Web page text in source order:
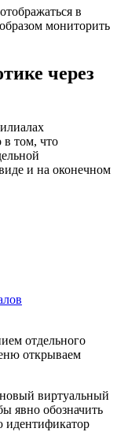
в
мониторить
через
в том, что
и на оконечном
отдельного
открываем
виртуальный
явно обозначить